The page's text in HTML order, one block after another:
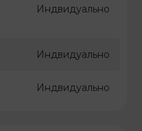
Индвидуально
Индвидуально
Индвидуально